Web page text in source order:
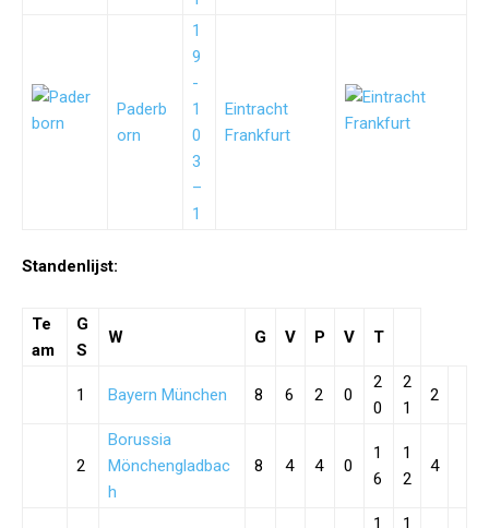
Paderb
orn
1
9
-
1
0
3
–
1
Eintracht
Frankfurt
Standenlijst:
Te
am
G
S
W G V P V T
1 Bayern München 8 6 2 0
2
0
2
1
2
2
Borussia
Mönchengladbac
h
8 4 4 0
1
6
1
2
4
1
1